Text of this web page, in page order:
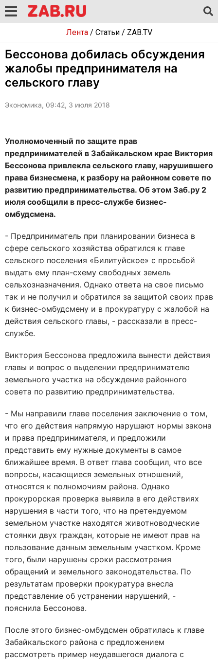
Лента/ Статьи/ ZAB.TV
Бессонова добилась обсуждения
жалобы предпринимателя на
сельского главу
Экономика, 09:42, 3 июля 2018
Уполномоченный по защите прав
предпринимателей в Забайкальском крае Виктория
Бессонова привлекла сельского главу, нарушившего
права бизнесмена, к разбору на районном совете по
развитию предпринимательства. Об этом Заб.ру 2
июля сообщили в пресс-службе бизнес-
омбудсмена.
- Предприниматель при планировании бизнеса в
сфере сельского хозяйства обратился к главе
сельского поселения «Билитуйское» с просьбой
выдать ему план-схему свободных земель
сельхозназначения. Однако ответа на свое письмо
так и не получил и обратился за защитой своих прав
к бизнес-омбудсмену и в прокуратуру с жалобой на
действия сельского главы, - рассказали в пресс-
службе.
Виктория Бессонова предложила вынести действия
главы и вопрос о выделении предпринимателю
земельного участка на обсуждение районного
совета по развитию предпринимательства.
- Мы направили главе поселения заключение о том,
что его действия напрямую нарушают нормы закона
и права предпринимателя, и предложили
представить ему нужные документы в самое
ближайшее время. В ответ глава сообщил, что все
вопросы, касающиеся земельных отношений,
относятся к полномочиям района. Однако
прокурорская проверка выявила в его действиях
нарушения в части того, что на претендуемом
земельном участке находятся животноводческие
стоянки двух граждан, которые не имеют прав на
пользование данным земельным участком. Кроме
того, были нарушены сроки рассмотрения
обращений и земельного законодательства. По
результатам проверки прокуратура внесла
представление об устранении нарушений, -
пояснила Бессонова.
После этого бизнес-омбудсмен обратилась к главе
Забайкальского района с предложением
рассмотреть пример неудавшегося диалога с